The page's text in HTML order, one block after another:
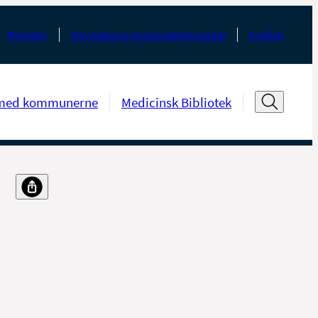
Nyheder Om Aalborg Universitetshospital English
kommunerne Medicinsk Bibliotek